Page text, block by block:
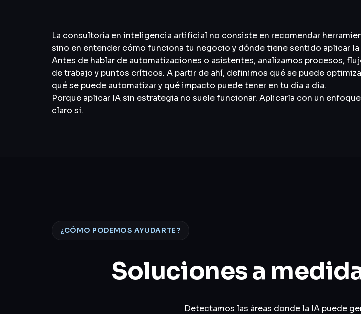
La consultoría en inteligencia artificial no consiste en recomendar
sino en entender cómo funciona tu negocio y dónde tiene sentido aplicar la
Antes de hablar de automatizaciones o asistentes, analizamos procesos,
de trabajo y puntos críticos. A partir de ahí, definimos qué se puede
qué se puede automatizar y qué impacto puede tener en tu día a día.
Porque aplicar IA sin estrategia no suele funcionar. Aplicarla con un enfoque
claro sí.
¿CÓMO PODEMOS AYUDARTE?
Soluciones a
Detectamos las áreas donde la IA puede